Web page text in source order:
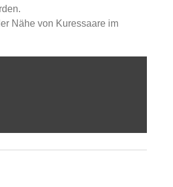
Nähe von Kuressaare im